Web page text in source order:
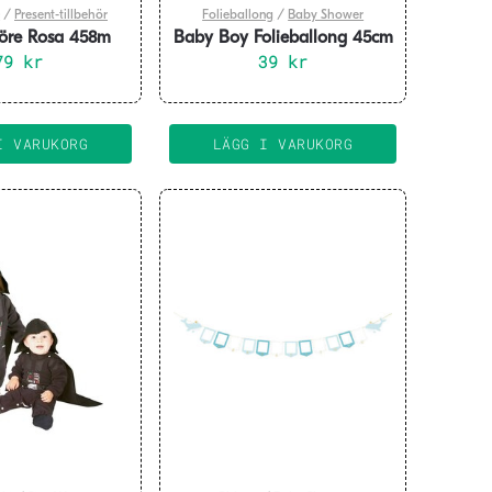
/ Present-tillbehör
Rosa 458m
kr
Folieballong / Baby Shower
Baby Boy Folieballong 45cm
39 kr
LÄGG I VARUKORG